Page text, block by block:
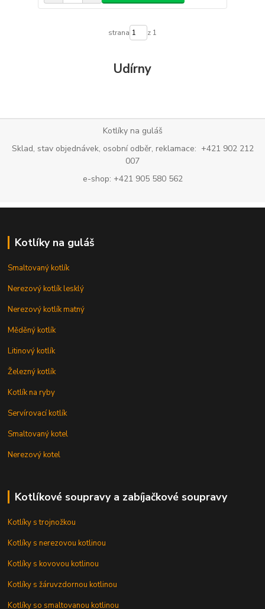
strana z 1
Udírny
Kotlíky na guláš
Sklad, stav objednávek, osobní odběr, reklamace: +421 902 212
007
e-shop: +421 905 580 562
Kotlíky na guláš
Smaltovaný kotlík
Nerezový kotlík lesklý
Nerezový kotlík matný
Měděný kotlík
Litinový kotlík
Železný kotlík
Kotlík na ryby
Servírovací kotlík
Smaltovaný kotel
Nerezový kotel
Kotlíkové soupravy a zabíjačkové soupravy
Kotlíky s trojnožkou
Kotlíky s nerezovou kotlinou
Kotlíky s kovovou kotlinou
Kotlíky s žáruvzdornou kotlinou
Kotlíky so smaltovanou kotlinou